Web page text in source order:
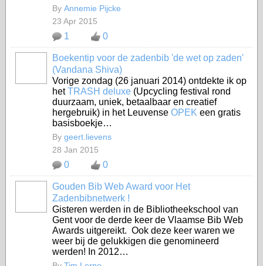
By Annemie Pijcke
23 Apr 2015
1 0
Boekentip voor de zadenbib 'de wet op zaden'
(Vandana Shiva)
Vorige zondag (26 januari 2014) ontdekte ik op
hetTRASH deluxe (Upcycling festival rond
duurzaam, uniek, betaalbaar en creatief
hergebruik) in het Leuvense OPEK een gratis
basisboekje…
By geert.lievens
28 Jan 2015
0 0
Gouden Bib Web Award voor Het
Zadenbibnetwerk !
Gisteren werden in de Bibliotheekschool van
Gent voor de derde keer de Vlaamse Bib Web
Awards uitgereikt. Ook deze keer waren we
weer bij de gelukkigen die genomineerd
werden! In 2012…